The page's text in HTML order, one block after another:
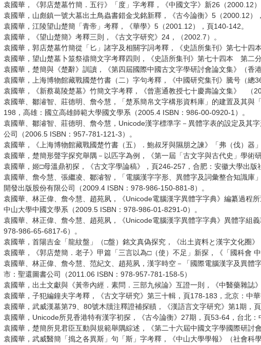
袁國華，《郭店楚墓竹簡．五行》「度」字考釋，《中國文字》新26（2000.12）
袁國華，山彪鎮一號大墓出土鳥蟲書錯金戈銘新釋，《古今論衡》5（2000.12）
袁國華，江陵望山楚簡「青帝」考釋，《華學》5（2001.12），頁140-142。
袁國華，《望山楚簡》考釋三則，《古文字研究》24，（2002.7）。
袁國華，郭店楚墓竹簡從「匕」諸字及相關字詞考釋，《史語所集刊》第七十
袁國華，望山楚墓卜筮祭禱簡文字考釋四則，《史語所集刊》第七十四本 第二
袁國華，楚簡與《楚辭》訓讀，《第四屆國際中國古文字學研討會論文集》（香
袁國華，上海博物館藏戰國楚竹書（二）字句考釋，《中國研究集刊》騰号（總
袁國華，《新蔡葛陵楚墓》竹簡文字考釋，《曾憲通教授七十慶壽論文集》 （
袁國華、鄒濬智、莊德明、詹今慧，「楚系簡帛文字構形資料庫」的建置及其
198，高雄：國立高雄師範大學國文學系（2005.4 ISBN：986-00-0920-1）。
袁國華、鄒濬智、莊德明、詹今慧，Unicode漢字標準字－異體字表的設定及其
公司（2006.5 ISBN：957-781-121-3）。
袁國華，《上海博物館藏戰國楚竹書（五）．鮑叔牙與隰朋之諫》「弗（伐）器
袁國華，楚簡形聲字探究舉隅－以匹字為例，《第一屆「古文字與古代史」學術
袁國華，姬□母溫鼎初探，《古文字學論稿》，頁246-257，合肥：安徽大學出版
袁國華、詹今慧、張繼凌、鄒濬智，「電腦漢字字形、異體字及詞彙整合知識
開發出版股份有限公司（2009.4 ISBN：978-986-150-881-8）。
袁國華、林正偉、詹今慧、趙苑夙，《Unicode電腦漢字異體字字典》編纂過程
中山大學中國文學系（2009.5 ISBN：978-986-01-8291-0）。
袁國華、林正偉、詹今慧、趙苑夙，《Unicode電腦漢字異體字字典》異體字組
978-986-65-6817-6）。
袁國華，首陽吉金「龍紋盤」（□盤）銘文真偽探究，《出土資料と漢字文化圈
袁國華，《郭店楚簡．老子》甲篇「三言以為□（使）不足」新探，《「國科會
袁國華、林正偉、詹今慧、范紀文、趙苑夙，漢字時空－「國際電腦漢字及異
市：聖還圖書公司（2011.06 ISBN：978-957-781-158-5）
袁國華，出土文獻與《黃帝內經．素問．三部九候論》互證一則，《中醫藥雜誌
袁國華，子犯編鐘夫字考釋，《古文字研究》第三十輯，頁178-183，北京：中華
袁國華，武威漢墓第79、80號木牘注釋證補探賾，《漢語言文字研究》第1期，
袁國華，Unicode所見香港特有漢字初探，《古今論衡》27期，頁53-64，台北：
袁國華，楚簡所見君臣互動與規範舉隅綜述，《第二十六屆中國文字學國際研討
袁國華，武威醫簡「搗之各異斯」句「斯」字考釋，《中山大學學報》（社會科